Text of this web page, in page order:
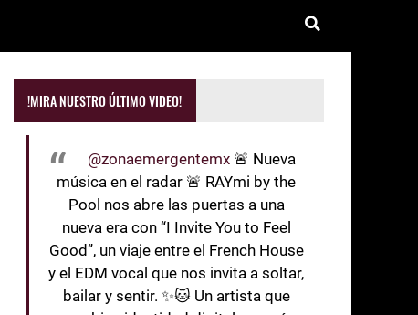
!MIRA NUESTRO ÚLTIMO VIDEO!
@zonaemergentemx 🚨 Nueva
música en el radar 🚨 RAYmi by the
Pool nos abre las puertas a una
nueva era con “I Invite You to Feel
Good”, un viaje entre el French House
y el EDM vocal que nos invita a soltar,
bailar y sentir. ✨🐱 Un artista que